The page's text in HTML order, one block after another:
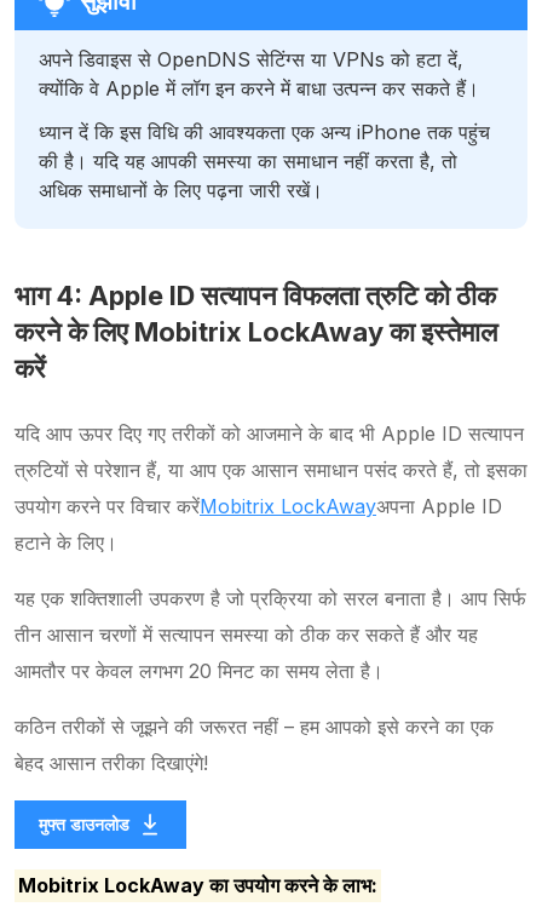
अपने डिवाइस से OpenDNS सेटिंग्स या VPNs को हटा दें,
क्योंकि वे Apple में लॉग इन करने में बाधा उत्पन्न कर सकते हैं।
ध्यान दें कि इस विधि की आवश्यकता एक अन्य iPhone तक पहुंच
की है। यदि यह आपकी समस्या का समाधान नहीं करता है, तो
अधिक समाधानों के लिए पढ़ना जारी रखें।
भाग 4: Apple ID सत्यापन विफलता त्रुटि को ठीक
करने के लिए Mobitrix LockAway का इस्तेमाल
करें
यदि आप ऊपर दिए गए तरीकों को आजमाने के बाद भी Apple ID सत्यापन
त्रुटियों से परेशान हैं, या आप एक आसान समाधान पसंद करते हैं, तो इसका
उपयोग करने पर विचार करेंMobitrix LockAwayअपना Apple ID
हटाने के लिए।
यह एक शक्तिशाली उपकरण है जो प्रक्रिया को सरल बनाता है। आप सिर्फ
तीन आसान चरणों में सत्यापन समस्या को ठीक कर सकते हैं और यह
आमतौर पर केवल लगभग 20 मिनट का समय लेता है।
कठिन तरीकों से जूझने की जरूरत नहीं – हम आपको इसे करने का एक
बेहद आसान तरीका दिखाएंगे!
मुफ्त डाउनलोड
Mobitrix LockAway का उपयोग करने के लाभ: